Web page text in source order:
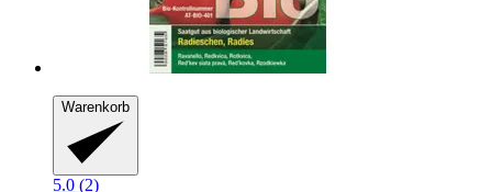
Warenkorb
5.0 (2)